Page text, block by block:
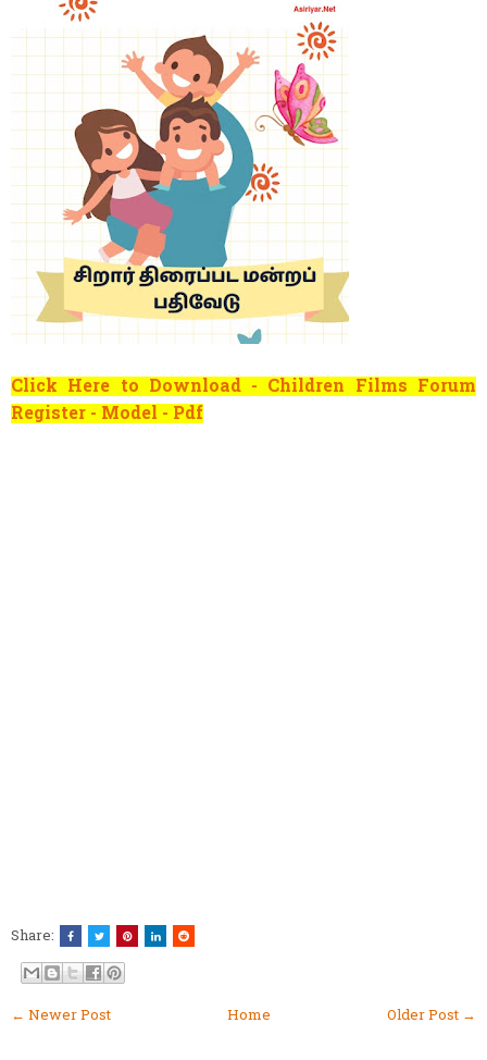
Click Here to Download - Children Films Forum
Register - Model - Pdf
Share:
← Newer Post Older Post →
Home